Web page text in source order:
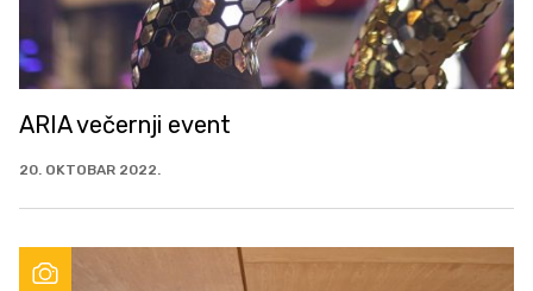
ARIA večernji event
20. OKTOBAR 2022.